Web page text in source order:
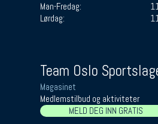
Man-Fredag:
Lørdag:
Team Oslo
Magasinet
Medlemstilbud og aktiviteter
MELD DEG INN GRATIS